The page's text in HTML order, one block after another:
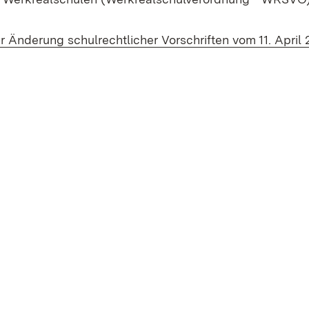
schul­recht­li­cher Vor­schrif­ten vom 11. April